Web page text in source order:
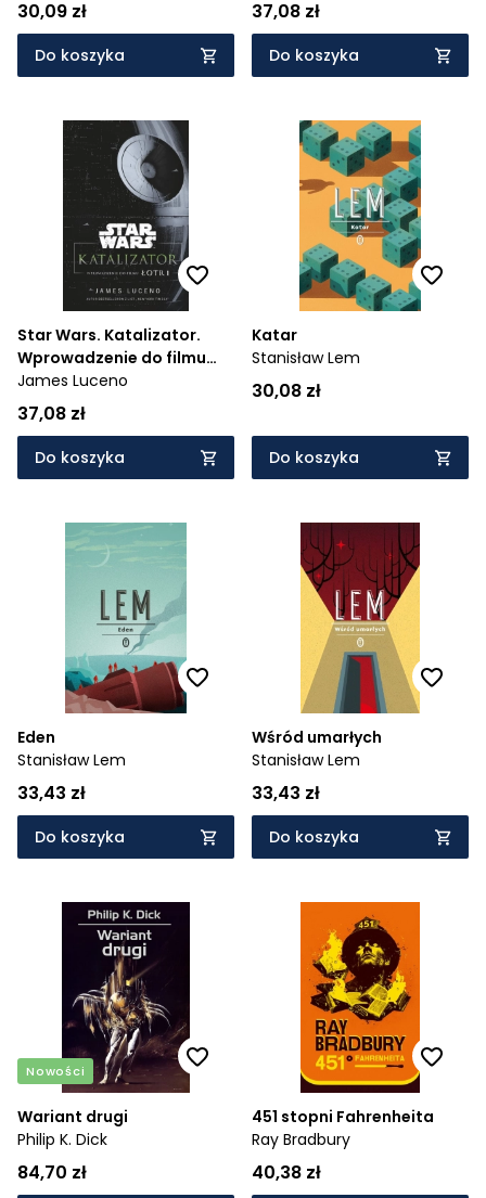
30,09 zł
Do koszyka
37,08 zł
Do koszyka
Star Wars. Katalizator.
Wprowadzenie do filmu
Łotr 1
James Luceno
37,08 zł
Do koszyka
Katar
Stanisław Lem
30,08 zł
Do koszyka
Eden
Stanisław Lem
33,43 zł
Do koszyka
Wśród umarłych
Stanisław Lem
33,43 zł
Do koszyka
Nowości
Wariant drugi
Philip K. Dick
84,70 zł
451 stopni Fahrenheita
Ray Bradbury
40,38 zł